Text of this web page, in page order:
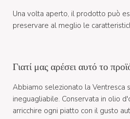
Una volta aperto, il prodotto può
preservare al meglio le
Γιατί μας αρέσει αυτό το
Abbiamo selezionato la Ventresca
ineguagliabile. Conservata in olio
arricchire ogni piatto con il gusto